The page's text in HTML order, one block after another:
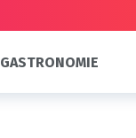
GASTRONOMIE